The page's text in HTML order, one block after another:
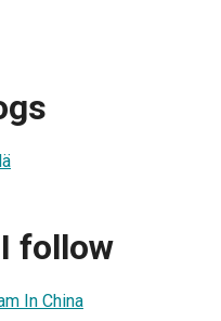
follow
In China